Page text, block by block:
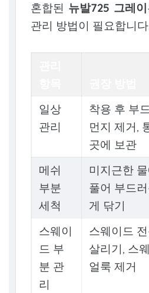
혼합된 뉴발725 그레이
관리 방법이 필요합니
일상
관리
착용 후 부
먼지 제거,
곳에 보관
메쉬
부분
세척
미지근한
풀어 부드
게 닦기
스웨이
드 부
분 관
리
스웨이드
살리기, 스
얼룩 제거